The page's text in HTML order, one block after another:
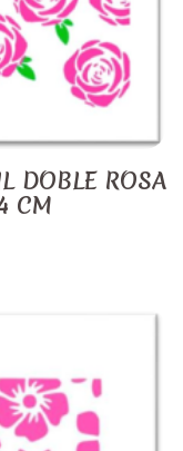
DOBLE ROSA
CM